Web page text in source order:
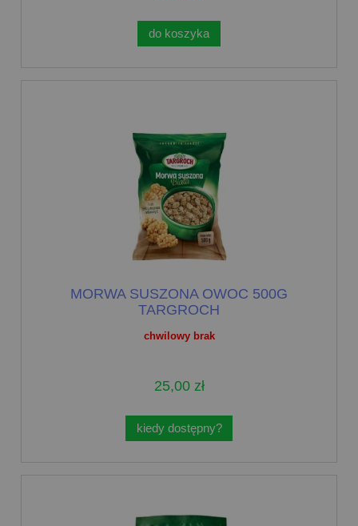
do koszyka
chwilowy brak
MORWA SUSZONA OWOC 500G
TARGROCH
25,00 zł
kiedy dostępny?